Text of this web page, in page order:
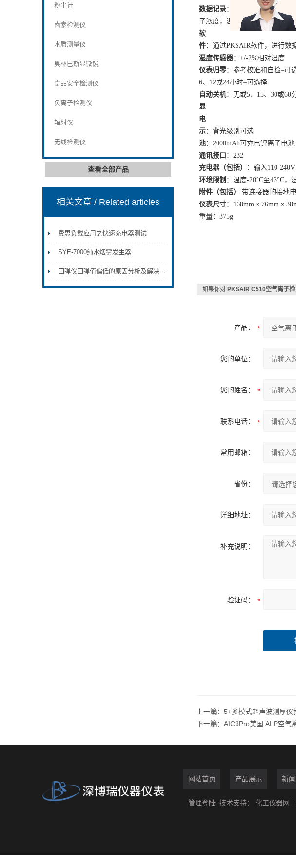
粉尘计
卤素检测仪
水质测量仪
奥林巴斯显微镜
食品安全检测仪
负离子检测仪
辐射仪
无线检测仪
查看全部产品
相关文章/ Related articles
费思负载应用之快速充电器测试
SYE-7000纯水烟雾发生器
回弹仪回弹值偏低的原因分析及解决方法
数据记录：标准
格式，日期
子浓度，温度和湿度。数据记录
软
件：通过PKSAIR软件，进行数
湿度传感器： +/-2%相对湿度
仪表归零：参考校准和自检–可
6、 12或24小时–可选择
自动关机：无或5、 15、 30或60
显
电
示：背光级别可选
池： 2000mAh可充电锂离子电池
通讯接口 ： 232
充电器（包括）
：输入110-240V
环境限制 ：温度-20°C至43°C，
附件（包括） :带连接器的接地
仪表尺寸： 168mm x 76mm x
重量： 375g
如果你对 PKSAIR C510空气离子
产品：
您的单位：
您的姓名：
联系电话：
常用邮箱：
省份：
详细地址：
补充说明：
验证码：
上一篇： 5+多模式超声波测厚仪
下一篇： AIC3Pro美国 ALP空气
网站首页 产品展示 新
管理登陆 技术支持： 化工仪器网